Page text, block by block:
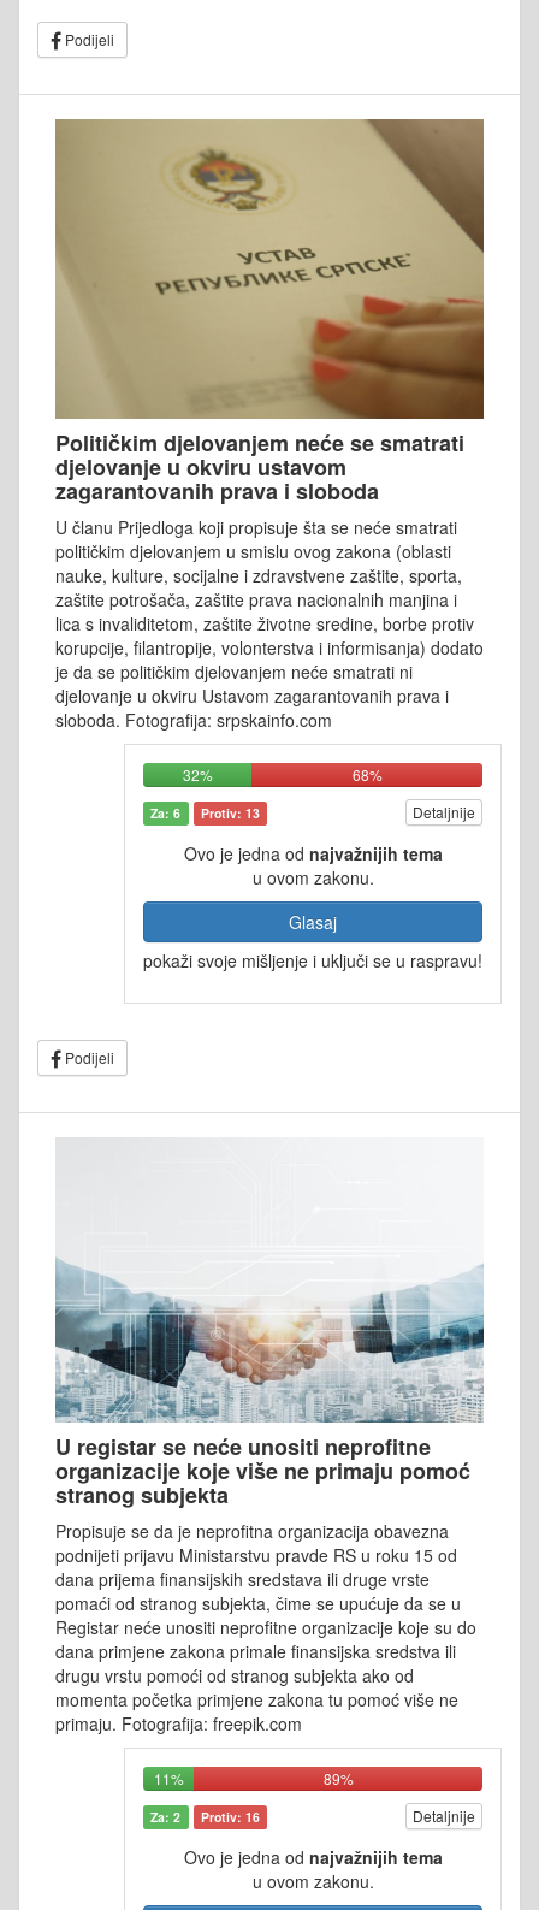
Podijeli
Političkim djelovanjem neće se smatrati
djelovanje u okviru ustavom
zagarantovanih prava i sloboda
U članu Prijedloga koji propisuje šta se neće smatrati
političkim djelovanjem u smislu ovog zakona (oblasti
nauke, kulture, socijalne i zdravstvene zaštite, sporta,
zaštite potrošača, zaštite prava nacionalnih manjina i
lica s invaliditetom, zaštite životne sredine, borbe protiv
korupcije, filantropije, volonterstva i informisanja) dodato
je da se političkim djelovanjem neće smatrati ni
djelovanje u okviru Ustavom zagarantovanih prava i
sloboda. Fotografija: srpskainfo.com
32% 68%
Za: 6 Protiv: 13 Detaljnije
Ovo je jedna od najvažnijih tema
u ovom zakonu.
Glasaj
pokaži svoje mišljenje i uključi se u raspravu!
Podijeli
U registar se neće unositi neprofitne
organizacije koje više ne primaju pomoć
stranog subjekta
Propisuje se da je neprofitna organizacija obavezna
podnijeti prijavu Ministarstvu pravde RS u roku 15 od
dana prijema finansijskih sredstava ili druge vrste
pomaći od stranog subjekta, čime se upućuje da se u
Registar neće unositi neprofitne organizacije koje su do
dana primjene zakona primale finansijska sredstva ili
drugu vrstu pomoći od stranog subjekta ako od
momenta početka primjene zakona tu pomoć više ne
primaju. Fotografija: freepik.com
11% 89%
Za: 2 Protiv: 16 Detaljnije
Ovo je jedna od najvažnijih tema
u ovom zakonu.